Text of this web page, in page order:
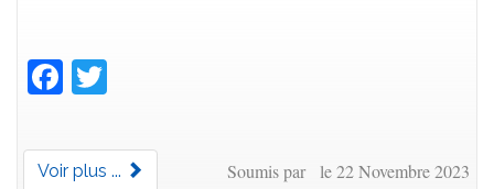
Facebook
Voir plus ... Soumis par le 22 Novembre 2023